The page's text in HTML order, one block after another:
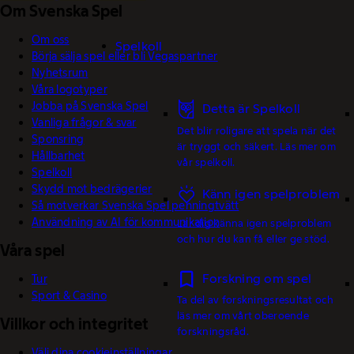
Spelkoll
Detta är Spelkoll
Det blir roligare att spela när det
är tryggt och säkert. Läs mer om
vår spelkoll.
Känn igen spelproblem
Lär dig känna igen spelproblem
och hur du kan få eller ge stöd.
Forskning om spel
Ta del av forskningsresultat och
läs mer om vårt oberoende
forskningsråd.
Om Svenska Spel
Om oss
Börja sälja spel eller bli Vegaspartner
Nyhetsrum
Våra logotyper
Jobba på Svenska Spel
Vanliga frågor & svar
Sponsring
Hållbarhet
Spelkoll
Skydd mot bedrägerier
Så motverkar Svenska Spel penningtvätt
Användning av AI för kommunikation
Våra spel
Tur
Sport & Casino
Villkor och integritet